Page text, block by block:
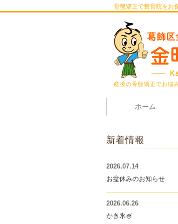
骨盤矯正で整骨院をお
産後の骨盤矯正でお悩
ホーム
新着情報
2026.07.14
お盆休みのお知らせ
2026.06.26
かき氷🍧